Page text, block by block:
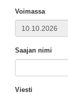
Voimassa
Saajan nimi
Viesti